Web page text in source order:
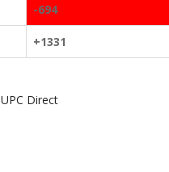
-694
+1331
UPC Direct